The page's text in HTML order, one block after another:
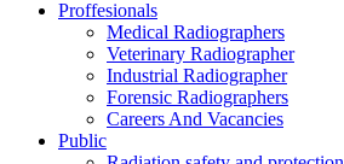
Proffesionals
Medical Radiographers
Veterinary Radiographer
Industrial Radiographer
Forensic Radiographers
Careers And Vacancies
Public